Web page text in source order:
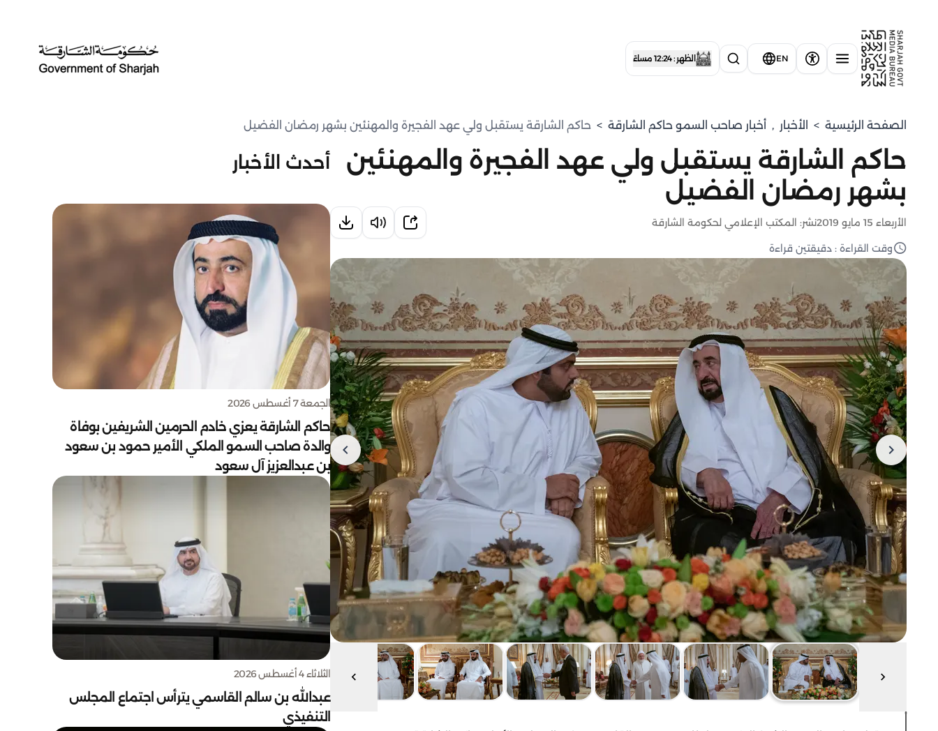
EN الظهر : 12:24 مساءً
الصفحة الرئيسية > الأخبار , أخبار صاحب السمو حاكم الشارقة > حاكم الشارقة يستقبل ولي عهد الفجيرة والمهنئين بشهر رمضان الفضيل
حاكم الشارقة يستقبل ولي عهد الفجيرة والمهنئين
بشهر رمضان الفضيل
الأربعاء 15 مايو 2019 نشر: المكتب الإعلامي لحكومة الشارقة
وقت القراءة : دقيقتين قراءة
أحدث الأخبار
الجمعة 7 أغسطس 2026
حاكم الشارقة يعزي خادم الحرمين الشريفين بوفاة
والدة صاحب السمو الملكي الأمير حمود بن سعود
بن عبدالعزيز آل سعود
الثلاثاء 4 أغسطس 2026
عبدالله بن سالم القاسمي يترأس اجتماع المجلس
التنفيذي